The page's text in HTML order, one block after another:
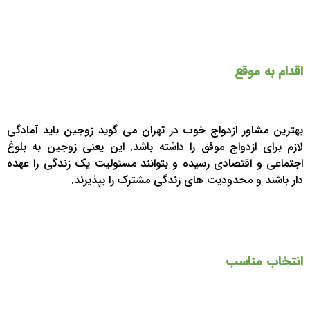
اقدام به موقع
بهترین مشاور ازدواج خوب در تهران می گوید زوجین باید آمادگی
لازم برای ازدواج موفق را داشته باشد. این یعنی زوجین به بلوغ
اجتماعی و اقتصادی رسیده و بتوانند مسئولیت یک زندگی را عهده
دار باشند و محدودیت های زندگی مشترک را بپذیرند.
انتخاب مناسب